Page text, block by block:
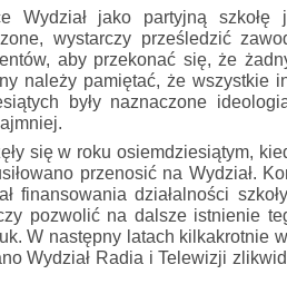
Wydział jako partyjną szkołę
wystarczy prześledzić
aby przekonać się, że
należy pamiętać, że wszystkie
były naznaczone
się w roku osiemdziesiątym,
przenosić na Wydział.
finansowania działalności
pozwolić na dalsze istnienie
W następny latach kilkakrotnie
Wydział Radia i Telewizji